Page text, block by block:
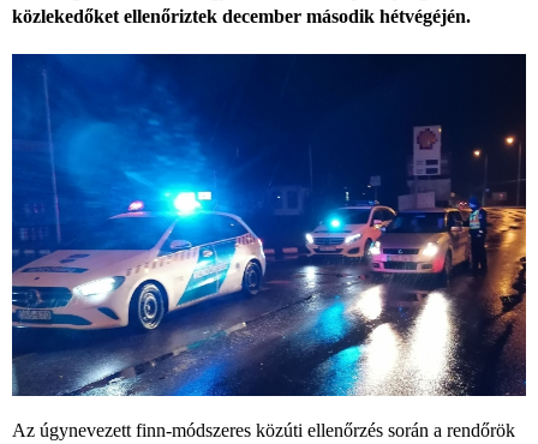
közlekedőket ellenőriztek december második hétvégéjén.
Az úgynevezett finn-módszeres közúti ellenőrzés során a rendőrök